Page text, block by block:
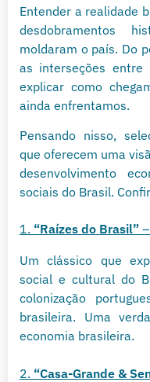
Entender a realidade
desdobramentos
moldaram o país. Do
as interseções entre
explicar como
ainda enfrentamos.
Pensando nisso,
que oferecem uma
desenvolvimento
sociais do Brasil.
1. “Raízes do Brasil”
Um clássico que
social e cultural do
colonização
brasileira. Uma
economia brasileira.
2. “Casa-Grande &